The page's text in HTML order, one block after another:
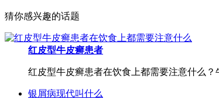
猜你感兴趣的话题
红皮型牛皮癣患者
红皮型牛皮癣患者在饮食上都需要注意什么？
银屑病现代叫什么